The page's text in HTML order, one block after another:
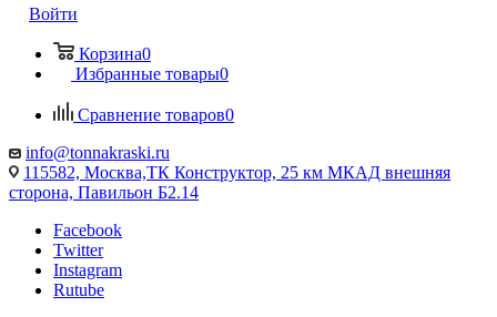
Войти
Корзина0
Избранные товары0
Сравнение товаров0
info@tonnakraski.ru
115582, Москва,ТК Конструктор, 25 км МКАД внешняя
сторона, Павильон Б2.14
Facebook
Twitter
Instagram
Rutube